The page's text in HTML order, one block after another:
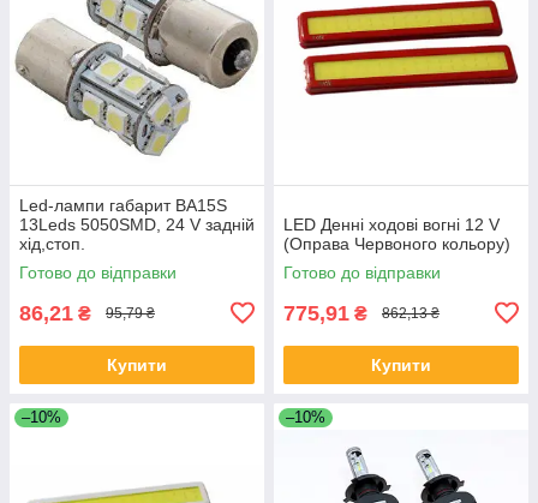
Led-лампи габарит BA15S
13Leds 5050SMD, 24 V задній
хід,стоп.
Готово до відправки
86,21 ₴ 95,79 ₴
Купити
LED Денні ходові вогні 12 V
(Оправа Червоного кольору)
Готово до відправки
775,91 ₴ 862,13 ₴
Купити
–10% –10%